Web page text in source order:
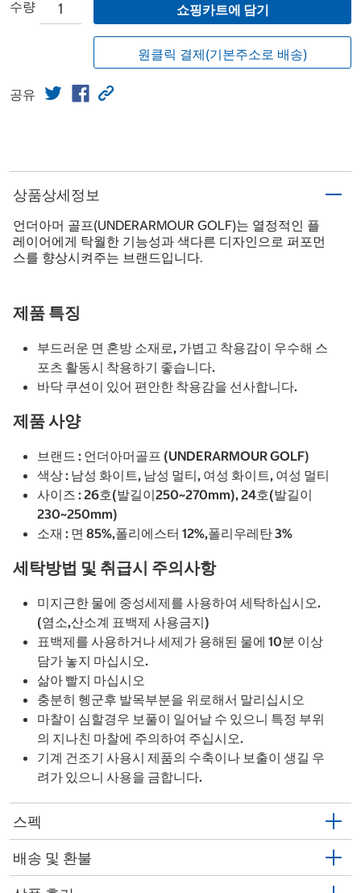
수량 쇼핑카트에 담기
원클릭 결제(기본주소로 배송)
공유
상품상세정보
언더아머 골프(UNDERARMOUR GOLF)는 열정적인 플
레이어에게 탁월한 기능성과 색다른 디자인으로 퍼포먼
스를 향상시켜주는 브랜드입니다.
제품 특징
부드러운 면 혼방 소재로, 가볍고 착용감이 우수해 스
포츠 활동시 착용하기 좋습니다.
바닥 쿠션이 있어 편안한 착용감을 선사합니다.
제품 사양
브랜드 : 언더아머골프 (UNDERARMOUR GOLF)
색상 : 남성 화이트, 남성 멀티, 여성 화이트, 여성 멀티
사이즈 : 26호(발길이250~270mm), 24호(발길이
230~250mm)
소재 : 면 85%,폴리에스터 12%,폴리우레탄 3%
세탁방법 및 취급시 주의사항
미지근한 물에 중성세제를 사용하여 세탁하십시오.
(염소,산소계 표백제 사용금지)
표백제를 사용하거나 세제가 용해된 물에 10분 이상
담가 놓지 마십시오.
삶아 빨지 마십시오
충분히 헹군후 발목부분을 위로해서 말리십시오
마찰이 심할경우 보풀이 일어날 수 있으니 특정 부위
의 지나친 마찰에 주의하여 주십시오.
기계 건조기 사용시 제품의 수축이나 보출이 생길 우
려가 있으니 사용을 금합니다.
스펙
배송 및 환불